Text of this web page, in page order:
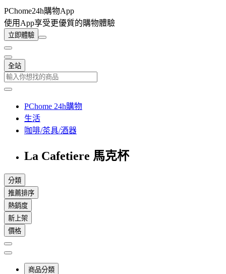
PChome24h購物App
使用App享受更優質的購物體驗
立即體驗
全站
PChome 24h購物
生活
咖啡/茶具/酒器
La Cafetiere 馬克杯
分類
推薦排序
熱銷度
新上架
價格
商品分類